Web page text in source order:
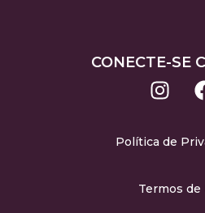
CONECTE-SE
Política de
Termos de